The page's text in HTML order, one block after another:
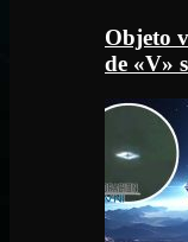
Objeto
de «V»